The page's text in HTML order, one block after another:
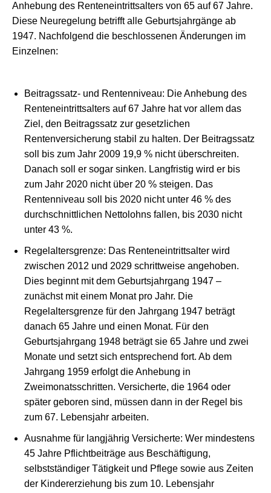
Anhebung des Renteneintrittsalters von 65 auf 67 Jahre.
Diese Neuregelung betrifft alle Geburtsjahrgänge ab
1947. Nachfolgend die beschlossenen Änderungen im
Einzelnen:
Beitragssatz- und Rentenniveau: Die Anhebung des
Renteneintrittsalters auf 67 Jahre hat vor allem das
Ziel, den Beitragssatz zur gesetzlichen
Rentenversicherung stabil zu halten. Der Beitragssatz
soll bis zum Jahr 2009 19,9 % nicht überschreiten.
Danach soll er sogar sinken. Langfristig wird er bis
zum Jahr 2020 nicht über 20 % steigen. Das
Rentenniveau soll bis 2020 nicht unter 46 % des
durchschnittlichen Nettolohns fallen, bis 2030 nicht
unter 43 %.
Regelaltersgrenze: Das Renteneintrittsalter wird
zwischen 2012 und 2029 schrittweise angehoben.
Dies beginnt mit dem Geburtsjahrgang 1947 –
zunächst mit einem Monat pro Jahr. Die
Regelaltersgrenze für den Jahrgang 1947 beträgt
danach 65 Jahre und einen Monat. Für den
Geburtsjahrgang 1948 beträgt sie 65 Jahre und zwei
Monate und setzt sich entsprechend fort. Ab dem
Jahrgang 1959 erfolgt die Anhebung in
Zweimonatsschritten. Versicherte, die 1964 oder
später geboren sind, müssen dann in der Regel bis
zum 67. Lebensjahr arbeiten.
Ausnahme für langjährig Versicherte: Wer mindestens
45 Jahre Pflichtbeiträge aus Beschäftigung,
selbstständiger Tätigkeit und Pflege sowie aus Zeiten
der Kindererziehung bis zum 10. Lebensjahr